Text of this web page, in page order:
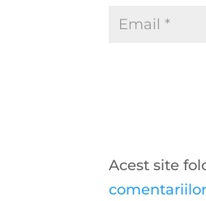
Acest site